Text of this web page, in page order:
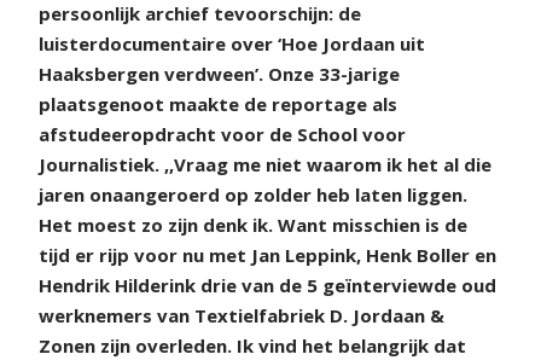
persoonlijk archief tevoorschijn: de
luisterdocumentaire over ‘Hoe Jordaan uit
Haaksbergen verdween’. Onze 33-jarige
plaatsgenoot maakte de reportage als
afstudeeropdracht voor de School voor
Journalistiek. ,,Vraag me niet waarom ik het al die
jaren onaangeroerd op zolder heb laten liggen.
Het moest zo zijn denk ik. Want misschien is de
tijd er rijp voor nu met Jan Leppink, Henk Boller en
Hendrik Hilderink drie van de 5 geïnterviewde oud
werknemers van Textielfabriek D. Jordaan &
Zonen zijn overleden. Ik vind het belangrijk dat